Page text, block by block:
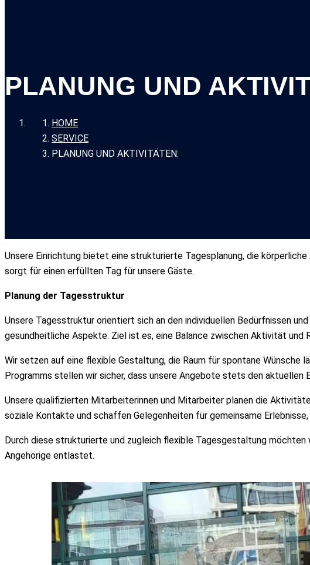
PLANUNG UND
HOME
SERVICE
PLANUNG UND AKTIVITÄTEN:
Unsere Einrichtung bietet eine strukturierte Tagesplanung, die
sorgt für einen erfüllten Tag für unsere Gäste.
Planung der Tagesstruktur
Unsere Tagesstruktur orientiert sich an den individuellen Bedürfnissen
gesundheitliche Aspekte. Ziel ist es, eine Balance zwischen Aktivität und
Wir setzen auf eine flexible Gestaltung, die Raum für spontane
Programms stellen wir sicher, dass unsere Angebote stets den aktuellen
Unsere qualifizierten Mitarbeiterinnen und Mitarbeiter planen die
soziale Kontakte und schaffen Gelegenheiten für gemeinsame
Durch diese strukturierte und zugleich flexible Tagesgestaltung
Angehörige entlastet.